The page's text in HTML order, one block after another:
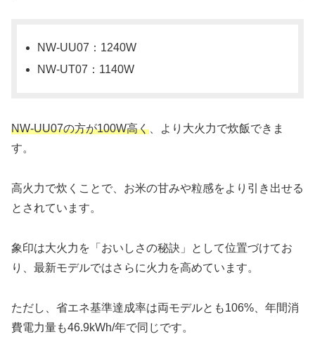
NW-UU07：1240W
NW-UT07：1140W
NW-UU07の方が100W高く 、より大火力で炊飯できま
す。
高火力で炊くことで、お米の甘みや粒感をより引き出せる
とされています。
象印は大火力を「おいしさの秘訣」として位置づけてお
り、最新モデルではさらに火力を高めています。
ただし、省エネ基準達成率は両モデルとも106%、年間消
費電力量も46.9kWh/年で同じです。